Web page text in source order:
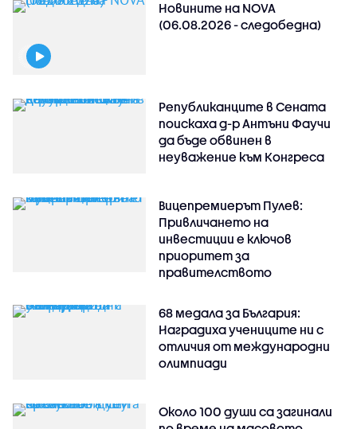
Новините на NOVA
(06.08.2026 - следобедна)
Републиканците в Сената
поискаха д-р Антъни Фаучи
да бъде обвинен в
неуважение към Конгреса
Вицепремиерът Пулев:
Привличането на
инвестиции е ключов
приоритет за
правителството
68 медала за България:
Наградиха учениците ни с
отличия от международни
олимпиади
Около 100 души са загинали